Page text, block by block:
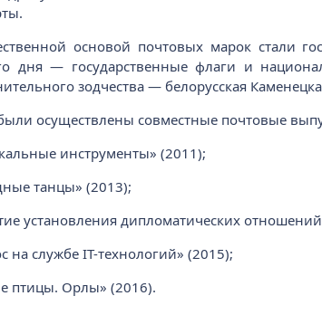
основой почтовых марок стали
дня — государственные флаги и
зодчества — белорусская
осуществлены совместные почтовые
инструменты» (2011);
танцы» (2013);
установления дипломатических
на службе IT-технологий» (2015);
птицы. Орлы» (2016).